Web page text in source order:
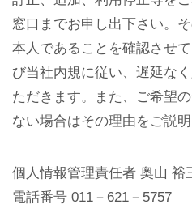
窓口までお申し出下さい。
本人であることを確認させ
び当社内規に従い、遅延な
ただきます。また、ご希望
ない場合はその理由をご説明
個人情報管理責任者 奥山 裕
電話番号 011－621－5757